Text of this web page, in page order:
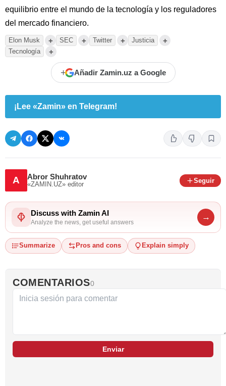
equilibrio entre el mundo de la tecnología y los reguladores
del mercado financiero.
Elon Musk + SEC + Twitter + Justicia +
Tecnología +
+ Añadir Zamin.uz a Google
¡Lee «Zamin» en Telegram!
A Abror Shuhratov
«ZAMIN.UZ» editor
Seguir
Discuss with Zamin AI
Analyze the news, get useful answers
→
Summarize Pros and cons Explain simply
COMENTARIOS0
Enviar